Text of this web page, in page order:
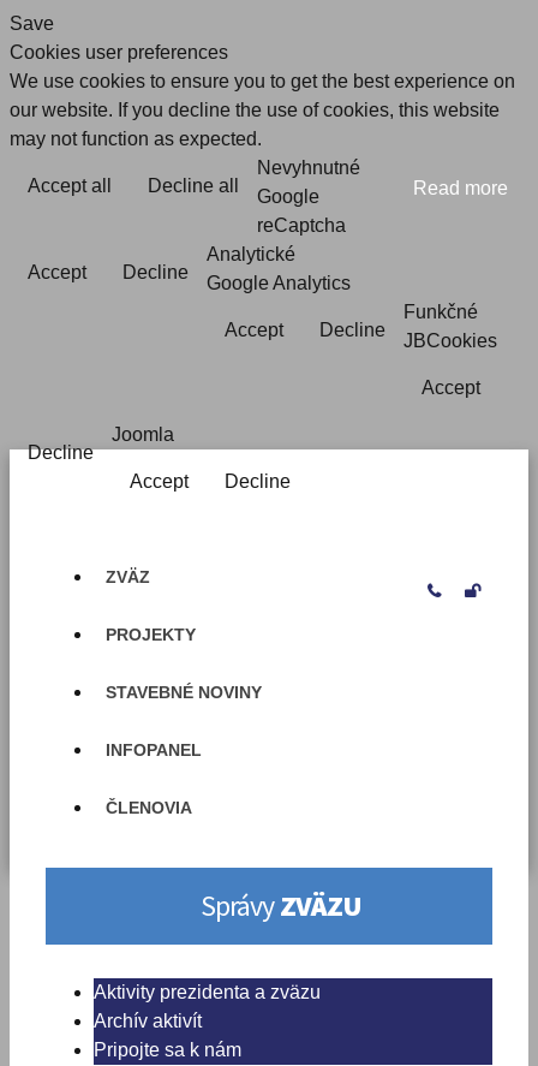
Save
Cookies user preferences
We use cookies to ensure you to get the best experience on
our website. If you decline the use of cookies, this website
may not function as expected.
Accept all Decline all Read more
Nevyhnutné
Google
reCaptcha
Accept Decline
Analytické
Google Analytics
Accept Decline
Funkčné
JBCookies
Accept
Decline
Joomla
Accept Decline
 
ZVÄZ
PROJEKTY
STAVEBNÉ NOVINY
INFOPANEL
ČLENOVIA
SprávyZVÄZU
Aktivity prezidenta a zväzu
Archív aktivít
Pripojte sa k nám